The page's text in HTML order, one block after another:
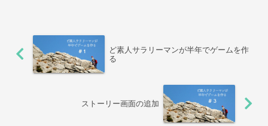
ど素人サラリーマンが半年でゲームを作
る
ストーリー画面の追加